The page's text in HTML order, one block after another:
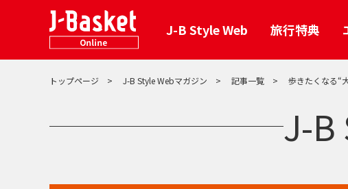
J-B Style Web
J-B Style Web
J-B Style Pick Up
旅行特典
国内・海外パッケ
エンタメ・グルメ
エンタメチケット
グルメクーポンプ
トップページ J-B Style Webマガジン 記事一覧 歩きたくなる“
J-B